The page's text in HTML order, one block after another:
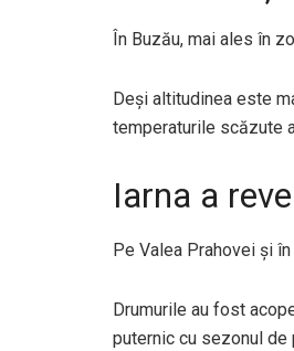
În Buzău, mai ales în
Deși altitudinea este
temperaturile scăzute
Iarna a
Pe Valea Prahovei și
Drumurile au fost
puternic cu sezonul